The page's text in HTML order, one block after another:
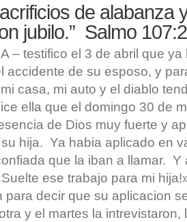
de alabanza
jubilo.” Salmo
– testifico el 3 de abril que
accidente de su esposo, y
casa, mi auto y el diablo
ella que el domingo 30 de
de Dios muy fuerte y
hija. Ya habia aplicado en
que la iban a llamar. Y
ese trabajo para mi
para decir que su aplicacion
y el martes la intrevistaron,